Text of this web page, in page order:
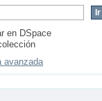
en DSpace
avanzada